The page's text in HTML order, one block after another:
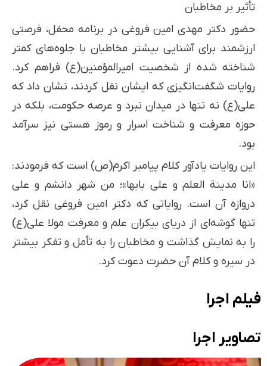
تأثیر بر مخاطبان
حضور دکتر مهدی امین فروغی در برنامه محفل، فرصتی
ارزشمند برای آشنایی بیشتر مخاطبان با جلوه‌های کمتر
شناخته شده از شخصیت امیرالمؤمنین(ع) فراهم کرد.
روایات شگفت‌انگیزی که ایشان نقل کردند، نشان داد که
علی(ع) نه تنها در میدان نبرد و عرصه حکومت، بلکه در
حوزه معرفت و شناخت اسرار و رموز هستی نیز سرآمد
بود.
این روایات یادآور کلام پیامبر اکرم(ص) است که فرمودند:
«انا مدینة العلم و علی بابها»؛ من شهر دانشم و علی
دروازه آن است. روایاتی که دکتر امین فروغی نقل کرد،
تنها گوشه‌ای از دریای بیکران علم و معرفت مولا علی(ع)
را به نمایش گذاشت و مخاطبان را به تأمل و تفکر بیشتر
در سیره و کلام آن حضرت دعوت کرد.
فیلم اجرا
تصاویر اجرا